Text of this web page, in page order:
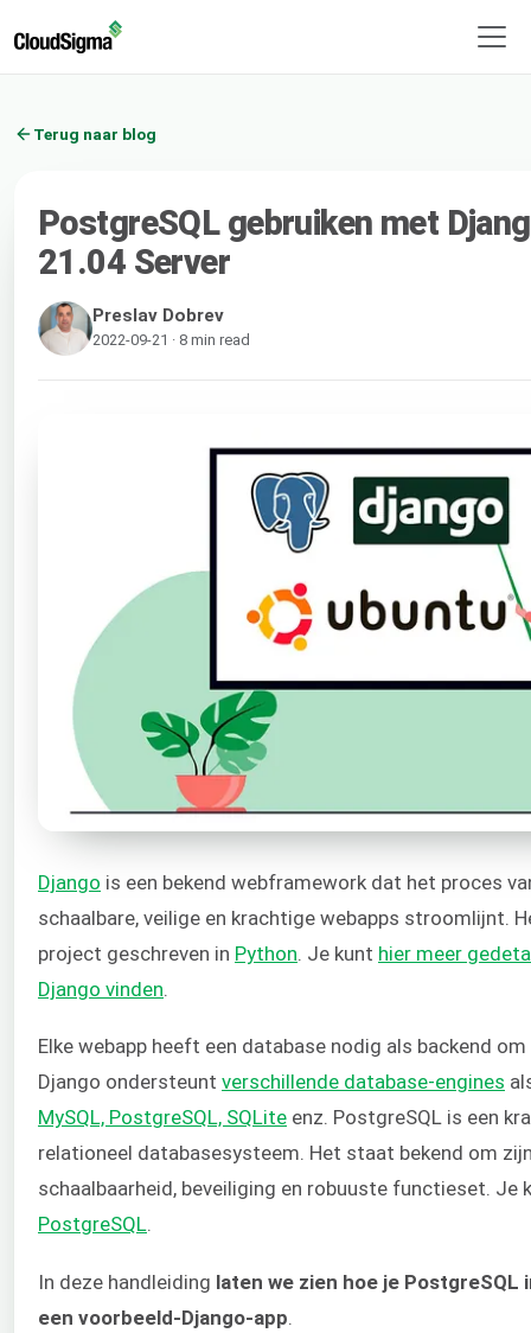
Terug naar blog
PostgreSQL gebruiken met
21.04 Server
Preslav Dobrev
2022-09-21 · 8 min read
Django is een bekend webframework dat het proces
schaalbare, veilige en krachtige webapps stroomlijnt.
project geschreven in Python. Je kunt hier meer
Django vinden.
Elke webapp heeft een database nodig als backend
Django ondersteunt verschillende database-engines
MySQL, PostgreSQL, SQLite enz. PostgreSQL is een
relationeel databasesysteem. Het staat bekend om
schaalbaarheid, beveiliging en robuuste functieset. Je
PostgreSQL.
In deze handleiding laten we zien hoe je
een voorbeeld-Django-app